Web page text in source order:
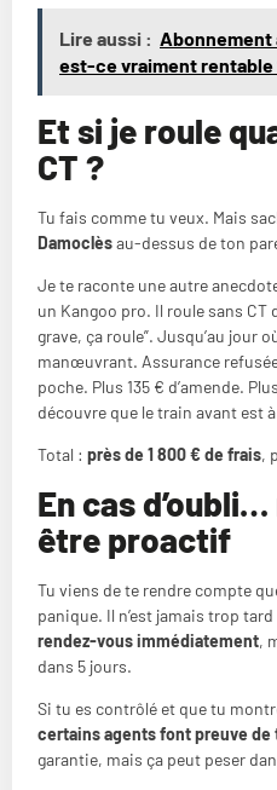
Lire aussi : Abonnement
est-ce vraiment rentable
Et si je roule
CT ?
Tu fais comme tu veux. Mais
Damoclèsau-dessus de ton
Je te raconte une autre
un Kangoo pro. Il roule sans CT
grave, ça roule”. Jusqu’au jour
manœuvrant. Assurance
poche. Plus 135 € d’amende.
découvre que le train avant est
Total : près de 1 800 € de frais,
En cas
être proactif
Tu viens de te rendre compte
panique. Il n’est jamais trop
rendez-vous immédiatement,
dans 5 jours.
Si tu es contrôlé et que tu
certains agents font preuve de
garantie, mais ça peut peser